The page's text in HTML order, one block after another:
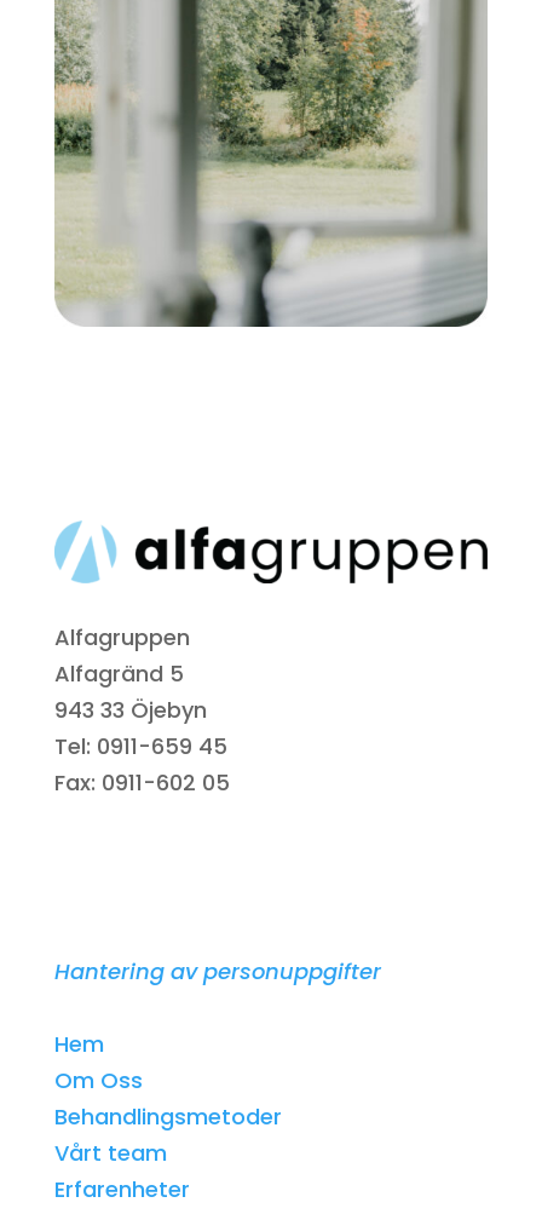
Alfagruppen
Alfagränd 5
943 33 Öjebyn
Tel: 0911-659 45
Fax: 0911-602 05
Hantering av personuppgifter
Hem
Om Oss
Behandlingsmetoder
Vårt team
Erfarenheter